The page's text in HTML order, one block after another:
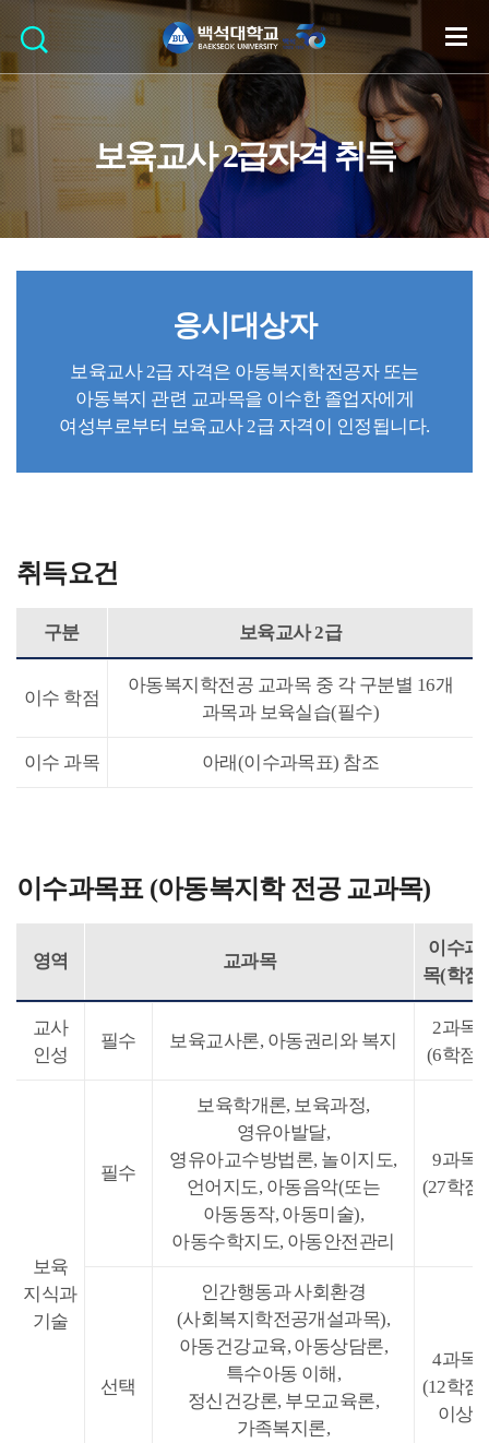
보육교사 2급자격 취득
응시대상자
보육교사 2급 자격은 아동복지학전공자 또는
아동복지 관련 교과목을 이수한 졸업자에게
여성부로부터 보육교사 2급 자격이 인정됩니다.
취득요건
구분 보육교사 2급
이수 학점
아동복지학전공 교과목 중 각 구분별 16개
과목과 보육실습(필수)
이수 과목 아래(이수과목표) 참조
이수과목표 (아동복지학 전공 교과목)
영역 교과목
이수과
목(학점)
교사
인성
필수 보육교사론, 아동권리와 복지
2과목
(6학점)
보육
지식과
기술
필수
보육학개론, 보육과정,
영유아발달,
영유아교수방법론, 놀이지도,
언어지도, 아동음악(또는
아동동작, 아동미술),
아동수학지도, 아동안전관리
9과목
(27학점)
선택
인간행동과 사회환경
(사회복지학전공개설과목),
아동건강교육, 아동상담론,
특수아동 이해,
정신건강론, 부모교육론,
가족복지론,
4과목
(12학점)
이상